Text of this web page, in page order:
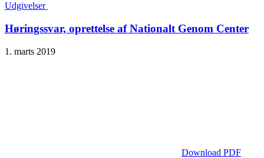
Udgivelser
Høringssvar, oprettelse af Nationalt Genom Center
1. marts 2019
Download PDF